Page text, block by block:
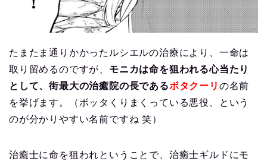
たまたま通りかかったルシエルの治療により、一命は
取り留めるのですが、 モニカは命を狙われる心当たり
として、街最大の治癒院の長であるボタクーリ の名前
を挙げます。（ボッタくりまくっている悪役、という
のが分かりやすい名前ですね 笑）
治癒士に命を狙われということで、治癒士ギルドにモ